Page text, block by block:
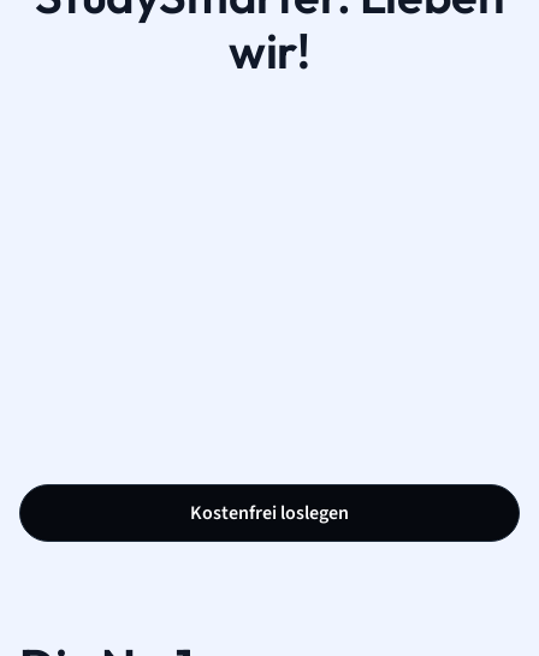
wir!
Kostenfrei loslegen